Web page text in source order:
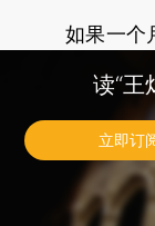
如果一个月
议放弃，转
也没什么损
但坚持一个月
力，你努力
个月后，你发
读“王
立即订